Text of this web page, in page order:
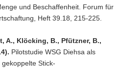
und Beschaffenheit. Forum für
Heft 39.18, 215-225.
A., Klöcking, B., Pfützner, B.,
Pilotstudie WSG Diehsa als
Stick-